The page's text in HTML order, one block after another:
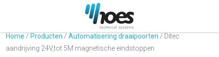
Home / Producten / Automatisering draaipoorten / Ditec
aandrijving 24V,tot 5M magnetische eindstoppen